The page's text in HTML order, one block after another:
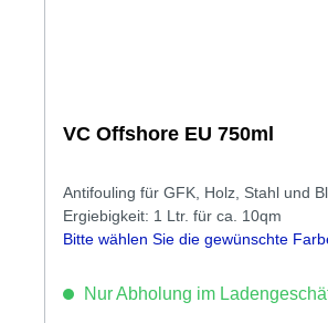
VC Offshore EU 750ml
Antifouling für GFK, Holz, Stahl und
Ergiebigkeit: 1 Ltr. für ca. 10qm
Bitte wählen Sie die gewünschte
Nur Abholung im